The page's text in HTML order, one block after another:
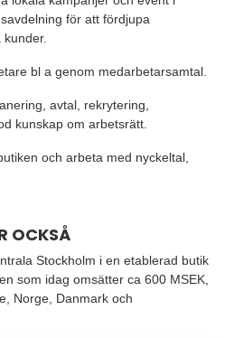
för att fördjupa
bl a genom medarbetarsamtal.
avtal, rekrytering,
kunskap om arbetsrätt.
och arbeta med nyckeltal,
OCKSÅ
Stockholm i en etablerad butik
som idag omsätter ca 600 MSEK,
Norge, Danmark och